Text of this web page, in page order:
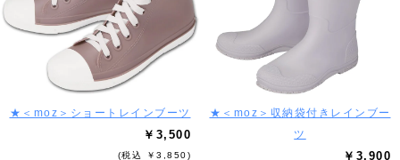
★＜moz＞ショートレインブーツ
￥3,500
(税込 ￥3,850)
★＜moz＞収納袋付きレインブー
ツ
￥3,900